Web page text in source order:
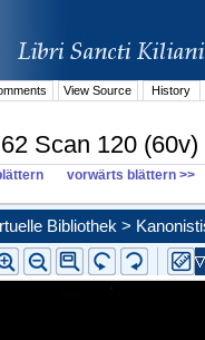
View Source History
Scan 120 (60v)
vorwärts blättern >>